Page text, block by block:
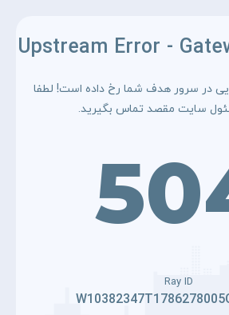
Upstream Error -
در سرور هدف شما رخ داده است! لطفا
سایت مقصد تماس بگیرید.
Ray ID